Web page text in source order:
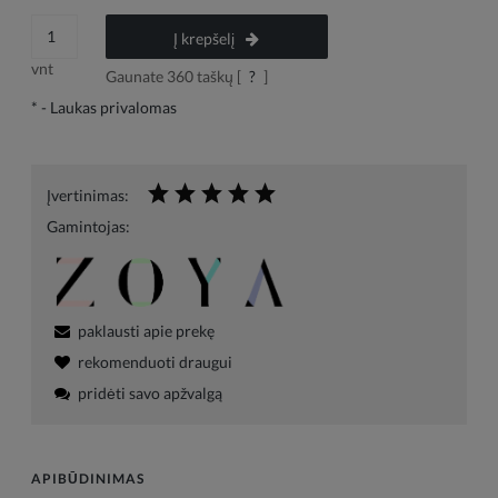
vnt
Į krepšelį
Gaunate 360taškų [ ? ]
* - Laukas privalomas
Įvertinimas:
Gamintojas:
paklausti apie prekę
rekomenduoti draugui
pridėti savo apžvalgą
APIBŪDINIMAS